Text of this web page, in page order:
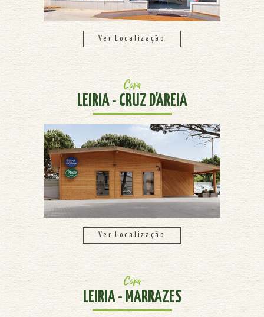
Ver Localização
Copa
LEIRIA - CRUZ D'AREIA
Ver Localização
Copa
LEIRIA - MARRAZES